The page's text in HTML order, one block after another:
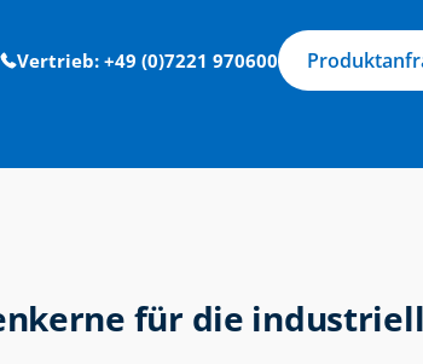
Vertrieb: +49 (0)7221 970600
für die